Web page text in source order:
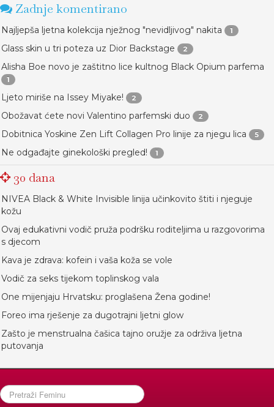
Zadnje komentirano
Najljepša ljetna kolekcija nježnog "nevidljivog" nakita 1
Glass skin u tri poteza uz Dior Backstage 2
Alisha Boe novo je zaštitno lice kultnog Black Opium parfema
1
Ljeto miriše na Issey Miyake! 2
Obožavat ćete novi Valentino parfemski duo 2
Dobitnica Yoskine Zen Lift Collagen Pro linije za njegu lica 5
Ne odgađajte ginekološki pregled! 1
30 dana
NIVEA Black & White Invisible linija učinkovito štiti i njeguje
kožu
Ovaj edukativni vodič pruža podršku roditeljima u razgovorima
s djecom
Kava je zdrava: kofein i vaša koža se vole
Vodič za seks tijekom toplinskog vala
One mijenjaju Hrvatsku: proglašena Žena godine!
Foreo ima rješenje za dugotrajni ljetni glow
Zašto je menstrualna čašica tajno oružje za održiva ljetna
putovanja